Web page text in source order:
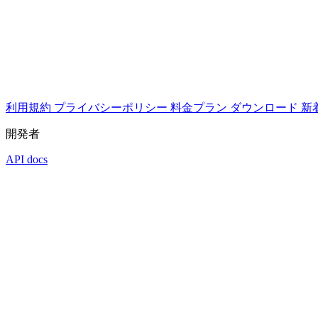
利用規約 プライバシーポリシー 料金プラン ダウンロード 新
開発者
API docs